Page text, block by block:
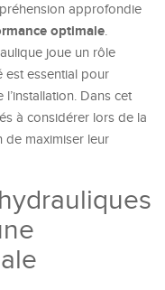
approfondie
optimale.
joue un rôle
est essential pour
l’installation. Dans cet
à considérer lors de la
de maximiser leur